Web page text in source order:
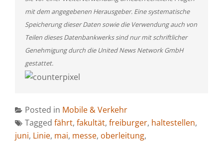
mit dem angegebenen Herausgeber. Eine systematische
Speicherung dieser Daten sowie die Verwendung auch von
Teilen dieses Datenbankwerks sind nur mit schriftlicher
Genehmigung durch die United News Network GmbH
gestattet.
Posted in Mobile & Verkehr
Tagged fährt, fakultät, freiburger, haltestellen,
juni, Linie, mai, messe, oberleitung,